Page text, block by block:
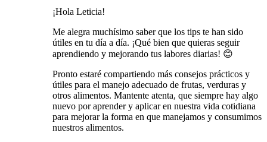
¡Hola Leticia!
Me alegra muchísimo saber que los tips te han sido
útiles en tu día a día. ¡Qué bien que quieras seguir
aprendiendo y mejorando tus labores diarias! 😊
Pronto estaré compartiendo más consejos prácticos y
útiles para el manejo adecuado de frutas, verduras y
otros alimentos. Mantente atenta, que siempre hay algo
nuevo por aprender y aplicar en nuestra vida cotidiana
para mejorar la forma en que manejamos y consumimos
nuestros alimentos.